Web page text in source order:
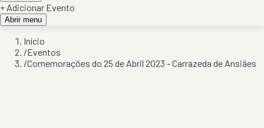
+ Adicionar Evento
Abrir menu
Início
/Eventos
/Comemorações do 25 de Abril 2023 - Carrazeda de Ansiães